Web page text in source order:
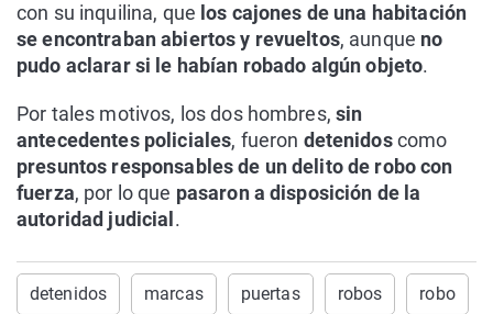
con su inquilina, que los cajones de una habitación
se encontraban abiertos y revueltos, aunque no
pudo aclarar si le habían robado algún objeto.
Por tales motivos, los dos hombres,sin
antecedentes policiales, fueron detenidoscomo
presuntos responsables de un delito de robo con
fuerza, por lo que pasaron a disposición de la
autoridad judicial .
detenidos marcas puertas robos robo